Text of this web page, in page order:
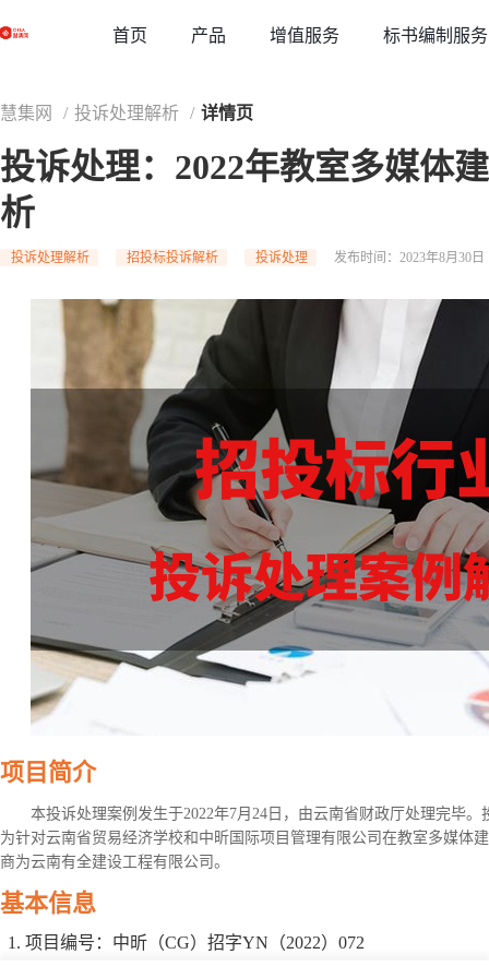
首页 产品 增值服务 标书编制服务
慧集网 / 投诉处理解析 / 详情页
投诉处理：2022年教室多媒体
析
投诉处理解析 招投标投诉解析 投诉处理 发布时间：2023年8月30日
项目简介
本投诉处理案例发生于2022年7月24日，由云南省财政厅处理完毕
为针对云南省贸易经济学校和中昕国际项目管理有限公司在教室多媒体
商为云南有全建设工程有限公司。
基本信息
项目编号：中昕（CG）招字YN（2022）072